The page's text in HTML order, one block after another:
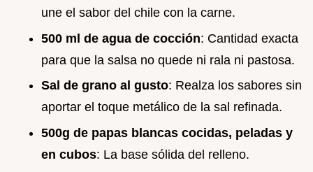
une el sabor del chile con la carne.
500 ml de agua de cocción: Cantidad exacta
para que la salsa no quede ni rala ni pastosa.
Sal de grano al gusto: Realza los sabores sin
aportar el toque metálico de la sal refinada.
500g de papas blancas cocidas, peladas y
en cubos: La base sólida del relleno.